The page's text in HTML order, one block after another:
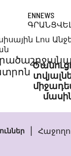
Լոս
ENNEWS
ԳՐԱՆՑՎԵԼ